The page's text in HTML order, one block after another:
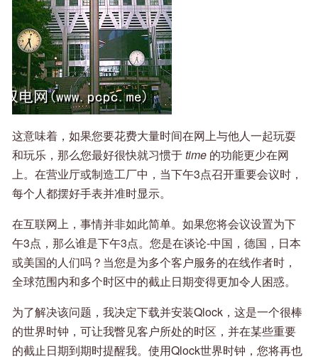
这意味着，如果您要花费大量时间在网上与他人一起玩耍
和玩乐，那么您最好很快就习惯于time 的功能更少在网
上。在营业厅或制造工厂中，当下午3点召开重要会议时，
每个人都摆好手表并准时显示。
在互联网上，事情并非如此简单。如果您将会议设置为下
午3点，那么谁是下午3点。您是在谈论-中国，德国，日本
或美国的人们吗？当您是为多个客户服务的在线作者时，
全球范围内和多个时区中的截止日期变得更加令人困惑。
为了解决该问题，我决定下载并安装Qlock，这是一个很棒
的世界时钟，可让我瞥见客户所处的时区，并在某些重要
的截止日期到期时提醒我。使用Qlock世界时钟，您将再也